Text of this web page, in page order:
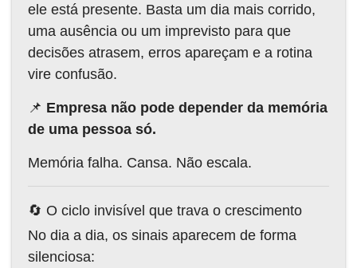
ele está presente. Basta um dia mais corrido,
uma ausência ou um imprevisto para que
decisões atrasem, erros apareçam e a rotina
vire confusão.
📌 Empresa não pode depender da memória
de uma pessoa só.
Memória falha. Cansa. Não escala.
🔄 O ciclo invisível que trava o crescimento
No dia a dia, os sinais aparecem de forma
silenciosa: